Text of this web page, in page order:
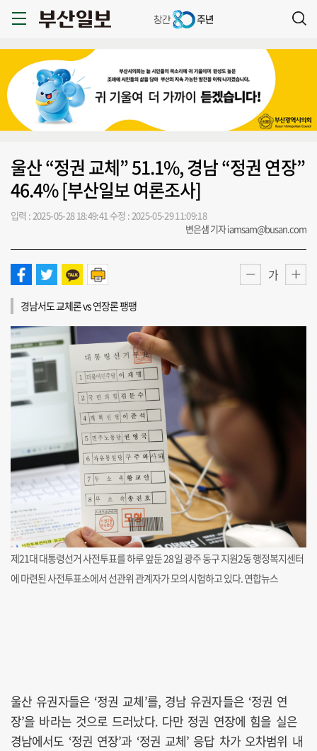
울산 “정권 교체” 51.1%, 경남 “정권 연장”
46.4% [부산일보 여론조사]
입력 : 2025-05-28 18:49:41 수정 : 2025-05-29 11:09:18
변은샘 기자 iamsam@busan.com
가
경남서도 교체론 vs 연장론 팽팽
제21대 대통령선거 사전투표를 하루 앞둔 28일 광주 동구 지원2동 행정복지센터
에 마련된 사전투표소에서 선관위 관계자가 모의시험하고 있다. 연합뉴스
울산 유권자들은 ‘정권 교체’를, 경남 유권자들은 ‘정권 연
장’을 바라는 것으로 드러났다. 다만 정권 연장에 힘을 실은
경남에서도 ‘정권 연장’과 ‘정권 교체’ 응답 차가 오차범위 내